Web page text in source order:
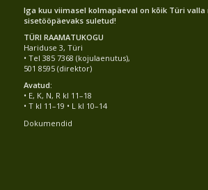
Iga kuu viimasel kolmapäeval on kõik Türi
sisetööpäevaks suletud!
TÜRI RAAMATUKOGU
Hariduse 3, Türi
• Tel 385 7368 (kojulaenutus),
501 8595 (direktor)
Avatud:
• E, K, N, R kl 11–18
• T kl 11–19 • L kl 10–14
Dokumendid